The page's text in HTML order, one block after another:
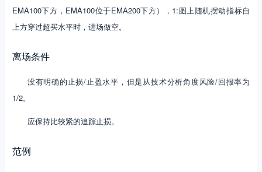
EMA100下方，EMA100位于EMA200下方），1:图上随机摆动指标自
上方穿过超买水平时，进场做空。
离场条件
没有明确的止损/止盈水平，但是从技术分析角度风险/回报率为
1/2。
应保持比较紧的追踪止损。
范例